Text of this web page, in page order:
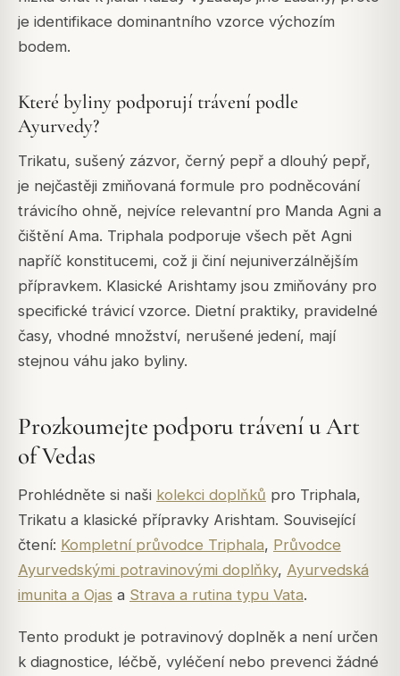
je identifikace dominantního vzorce výchozím
bodem.
Které byliny podporují trávení podle
Ayurvedy?
Trikatu, sušený zázvor, černý pepř a dlouhý pepř,
je nejčastěji zmiňovaná formule pro podněcování
trávicího ohně, nejvíce relevantní pro Manda Agni a
čištění Ama. Triphala podporuje všech pět Agni
napříč konstitucemi, což ji činí nejuniverzálnějším
přípravkem. Klasické Arishtamy jsou zmiňovány pro
specifické trávicí vzorce. Dietní praktiky, pravidelné
časy, vhodné množství, nerušené jedení, mají
stejnou váhu jako byliny.
Prozkoumejte podporu trávení u Art
of Vedas
Prohlédněte si naši kolekci doplňků pro Triphala,
Trikatu a klasické přípravky Arishtam. Související
čtení: Kompletní průvodce Triphala, Průvodce
Ayurvedskými potravinovými doplňky, Ayurvedská
imunita a Ojas a Strava a rutina typu Vata.
Tento produkt je potravinový doplněk a není určen
k diagnostice, léčbě, vyléčení nebo prevenci žádné